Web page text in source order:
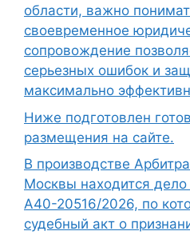
области, важно
своевременное
сопровождение
серьезных ошибок и
максимально
Ниже подготовлен
размещения на сайте.
В производстве
Москвы находится
А40-20516/2026, по
судебный акт о